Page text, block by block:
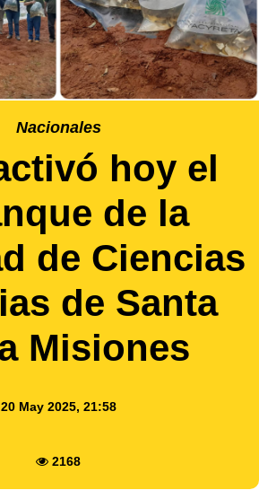
Nacionales
hoy el
de la
de Ciencias
de Santa
Misiones
20 May 2025, 21:58
2168